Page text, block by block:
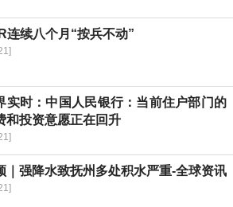
连续八个月“按兵不动”
实时：中国人民银行：当前住户部门的
和投资意愿正在回升
｜强降水致抚州多处积水严重-全球资讯